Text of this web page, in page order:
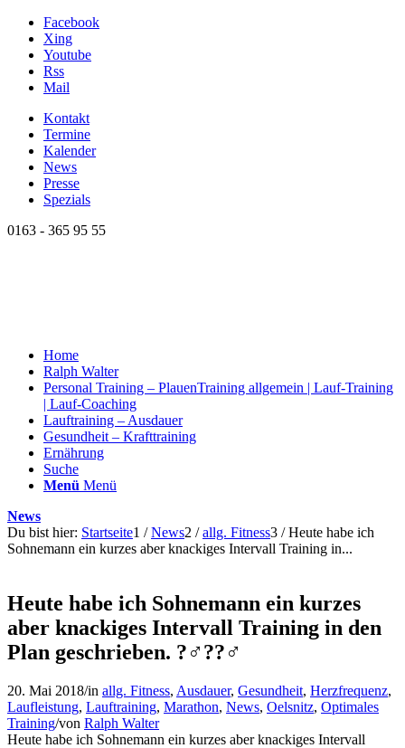
Facebook
Xing
Youtube
Rss
Mail
Kontakt
Termine
Kalender
News
Presse
Spezials
0163 - 365 95 55
Home
Ralph Walter
Personal Training – PlauenTraining allgemein | Lauf-Training
| Lauf-Coaching
Lauftraining – Ausdauer
Gesundheit – Krafttraining
Ernährung
Suche
Menü Menü
News
Du bist hier: Startseite1 / News2 / allg. Fitness3 / Heute habe ich
Sohnemann ein kurzes aber knackiges Intervall Training in...
Heute habe ich Sohnemann ein kurzes
aber knackiges Intervall Training in den
Plan geschrieben. ?‍♂️??‍♂️
20. Mai 2018/in allg. Fitness, Ausdauer, Gesundheit, Herzfrequenz,
Laufleistung, Lauftraining, Marathon, News, Oelsnitz, Optimales
Training/von Ralph Walter
Heute habe ich Sohnemann ein kurzes aber knackiges Intervall